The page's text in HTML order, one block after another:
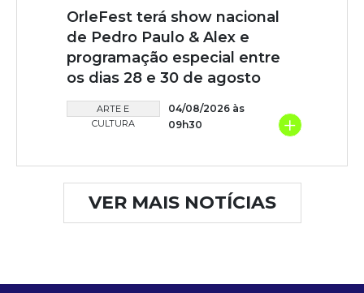
OrleFest terá show nacional
de Pedro Paulo & Alex e
programação especial entre
os dias 28 e 30 de agosto
ARTE E
CULTURA
04/08/2026 às
09h30
+
VER MAIS NOTÍCIAS